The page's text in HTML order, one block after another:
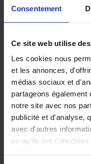
Consentement
Ce site web utilise
Les cookies nous
et les annonces,
médias sociaux et
partageons
notre site avec nos
publicité et d'analyse,
avec d'autres
ou qu'ils ont
Stijn